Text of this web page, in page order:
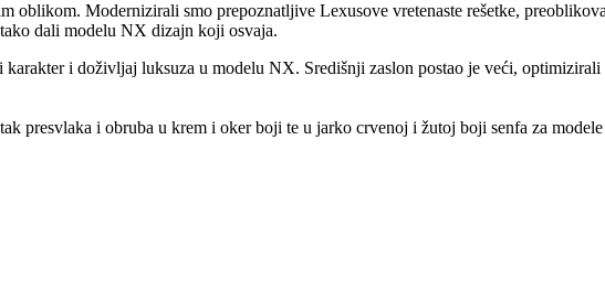
Modernizirali smo prepoznatljive Lexusove vretenaste rešetke,
dali modelu NX dizajn koji osvaja.
i doživljaj luksuza u modelu NX. Središnji zaslon postao je veći, optimizirali
presvlaka i obruba u krem i oker boji te u jarko crvenoj i žutoj boji senfa za